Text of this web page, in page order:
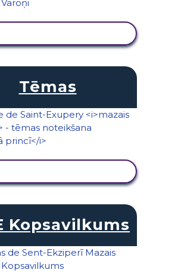
Tēmas
Kopsavilkums